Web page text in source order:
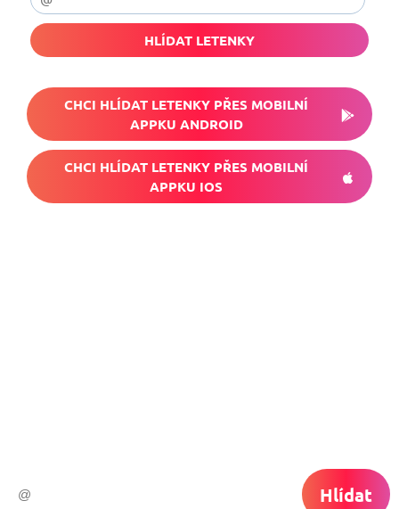
HLÍDAT LETENKY
CHCI HLÍDAT LETENKY PŘES MOBILNÍ
APPKU ANDROID
CHCI HLÍDAT LETENKY PŘES MOBILNÍ
APPKU IOS
Hlídat